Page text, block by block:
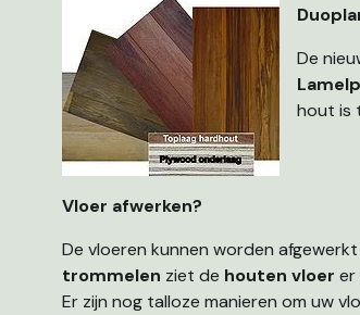
De
hout is
Vloer afwerken?
De vloeren kunnen worden
trommelen ziet de houten vloer er
Er zijn nog talloze manieren om uw